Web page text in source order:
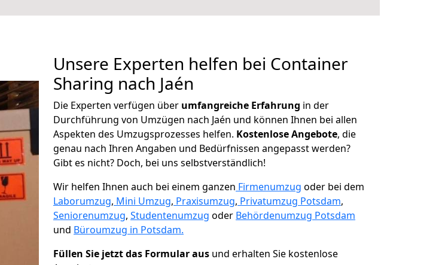
Unsere Experten helfen bei Container
Sharing nach Jaén
Die Experten verfügen über umfangreiche Erfahrung in der
Durchführung von Umzügen nach Jaén und können Ihnen bei allen
Aspekten des Umzugsprozesses helfen. Kostenlose Angebote, die
genau nach Ihren Angaben und Bedürfnissen angepasst werden?
Gibt es nicht? Doch, bei uns selbstverständlich!
Wir helfen Ihnen auch bei einem ganzen Firmenumzug oder bei dem
Laborumzug, Mini Umzug, Praxisumzug, Privatumzug Potsdam,
Seniorenumzug, Studentenumzug oder Behördenumzug Potsdam
und Büroumzug in Potsdam.
Füllen Sie jetzt das Formular aus und erhalten Sie kostenlose